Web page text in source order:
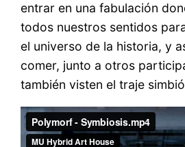
entrar en una fabulación
todos nuestros sentidos
el universo de la historia, y
comer, junto a otros
también visten el traje